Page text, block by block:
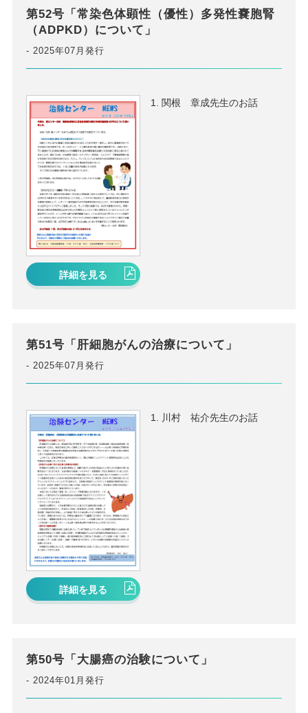
第52号「常染色体顕性（優性）多発性嚢胞腎
（ADPKD）について」
2025年07月発行
詳細を見る
関根 章成先生のお話
第51号「肝細胞がんの治療について」
2025年07月発行
詳細を見る
川村 祐介先生のお話
第50号「大腸癌の治験について」
2024年01月発行